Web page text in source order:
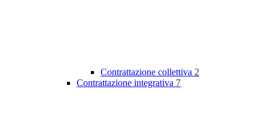
Contrattazione collettiva 2
Contrattazione integrativa 7